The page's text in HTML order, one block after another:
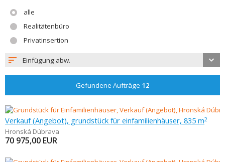
alle
Realitätenbüro
Privatinsertion
Einfügung abw.
Gefundene Aufträge 12
Verkauf (Angebot), grundstück für einfamilienhäuser, 835 m2
Hronská Dúbrava
70 975,00 EUR